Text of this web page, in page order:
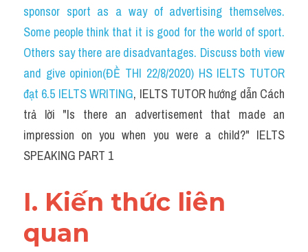
sponsor sport as a way of advertising themselves.
Some people think that it is good for the world of sport.
Others say there are disadvantages. Discuss both view
and give opinion(ĐỀ THI 22/8/2020) HS IELTS TUTOR
đạt 6.5 IELTS WRITING, IELTS TUTOR hướng dẫn Cách
trả lời "Is there an advertisement that made an
impression on you when you were a child?" IELTS
SPEAKING PART 1
I. Kiến thức liên
quan